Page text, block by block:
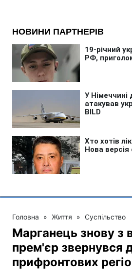
Головна » Життя » Суспільство
Марганець знову з
прем'єр звернувся
прифронтових